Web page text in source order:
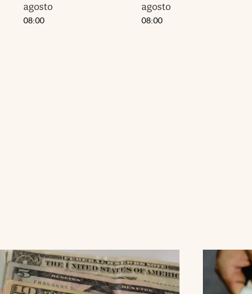
agosto
08:00
agosto
08:00